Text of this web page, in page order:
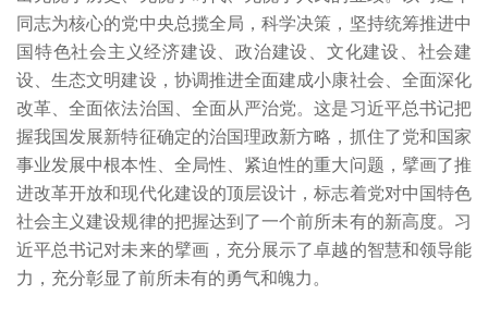
同志为核心的党中央总揽全局，科学决策，坚持统筹推进中
国特色社会主义经济建设、政治建设、文化建设、社会建
设、生态文明建设，协调推进全面建成小康社会、全面深化
改革、全面依法治国、全面从严治党。这是习近平总书记把
握我国发展新特征确定的治国理政新方略，抓住了党和国家
事业发展中根本性、全局性、紧迫性的重大问题，擘画了推
进改革开放和现代化建设的顶层设计，标志着党对中国特色
社会主义建设规律的把握达到了一个前所未有的新高度。习
近平总书记对未来的擘画，充分展示了卓越的智慧和领导能
力，充分彰显了前所未有的勇气和魄力。